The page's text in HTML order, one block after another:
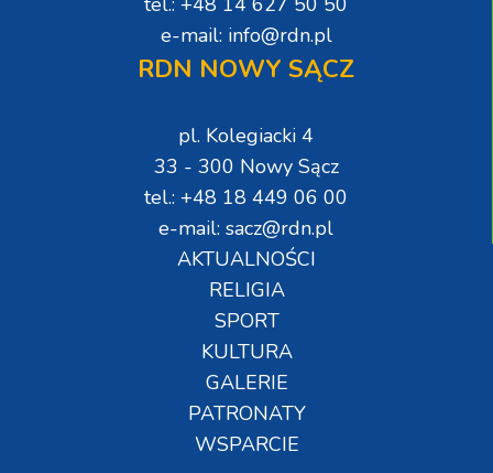
e-mail: info@rdn.pl
RDN NOWY SĄCZ
pl. Kolegiacki 4
33 - 300 Nowy Sącz
tel.: +48 18 449 06 00
e-mail: sacz@rdn.pl
AKTUALNOŚCI
RELIGIA
SPORT
KULTURA
GALERIE
PATRONATY
WSPARCIE